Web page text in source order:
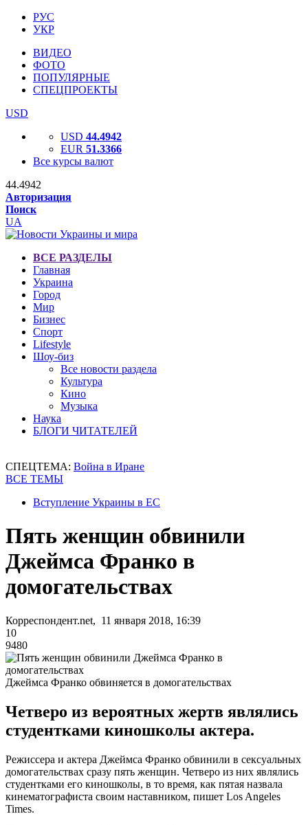
РУС
УКР
ВИДЕО
ФОТО
ПОПУЛЯРНЫЕ
СПЕЦПРОЕКТЫ
USD
USD 44.4942
EUR 51.3366
Все курсы валют
44.4942
Авторизация
Поиск
UA
ВСЕ РАЗДЕЛЫ
Главная
Украина
Город
Мир
Бизнес
Спорт
Lifestyle
Шоу-биз
Все новости раздела
Культура
Кино
Музыка
Наука
БЛОГИ ЧИТАТЕЛЕЙ
СПЕЦТЕМА: Война в Иране
ВСЕ ТЕМЫ
Вступление Украины в ЕС
Пять женщин обвинили
Джеймса Франко в
домогательствах
Корреспондент.net, 11 января 2018, 16:39
10
9480
Джеймса Франко обвиняется в домогательствах
Четверо из вероятных жертв являлись
студентками киношколы актера.
Режиссера и актера Джеймса Франко обвинили в сексуальных
домогательствах сразу пять женщин. Четверо из них являлись
студентками его киношколы, в то время, как пятая назвала
кинематографиста своим наставником, пишет Los Angeles
Times.